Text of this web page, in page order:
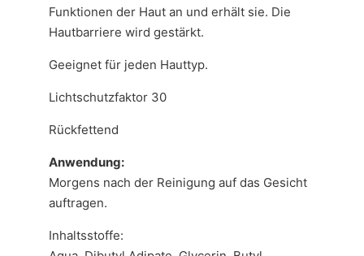
Funktionen der Haut an und erhält sie. Die
Hautbarriere wird gestärkt.
Geeignet für jeden Hauttyp.
Lichtschutzfaktor 30
Rückfettend
Anwendung:
Morgens nach der Reinigung auf das Gesicht
auftragen.
Inhaltsstoffe: